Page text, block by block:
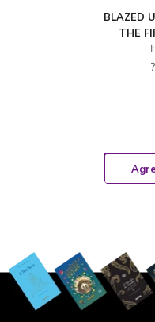
BLAZED
THE